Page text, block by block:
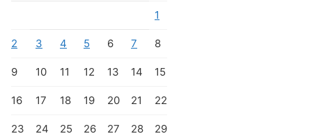
1
2 3 4 5 6 7 8
9 10 11 12 13 14 15
16 17 18 19 20 21 22
23 24 25 26 27 28 29